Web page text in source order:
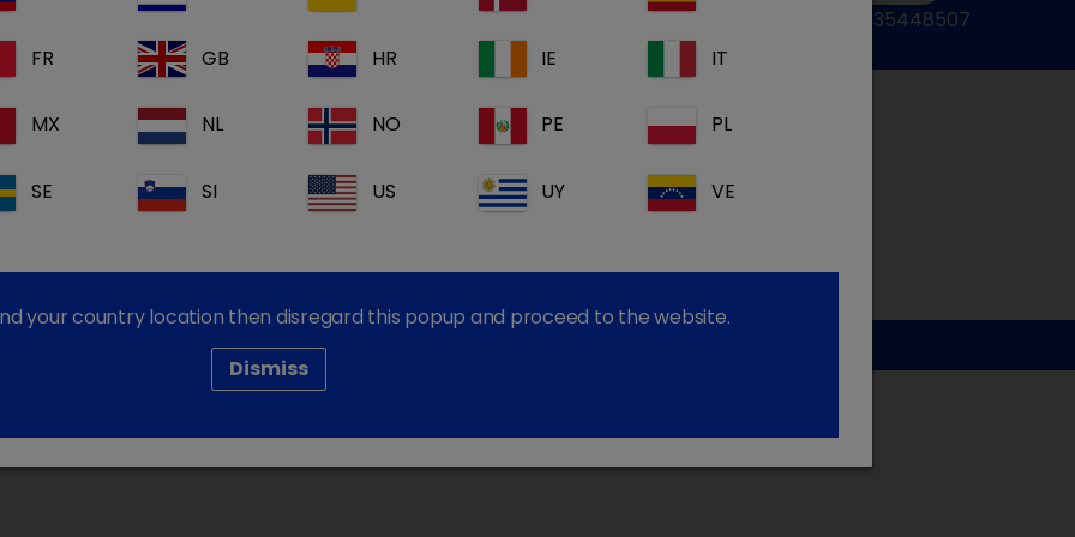
ligue:+34935448507
Dechra Corporate Sites
Dechra Careers
FR GB HR IE IT
MX NL NO PE PL
SE SI US UY VE
your country location then disregard this popup and proceed to the website.
Dismiss